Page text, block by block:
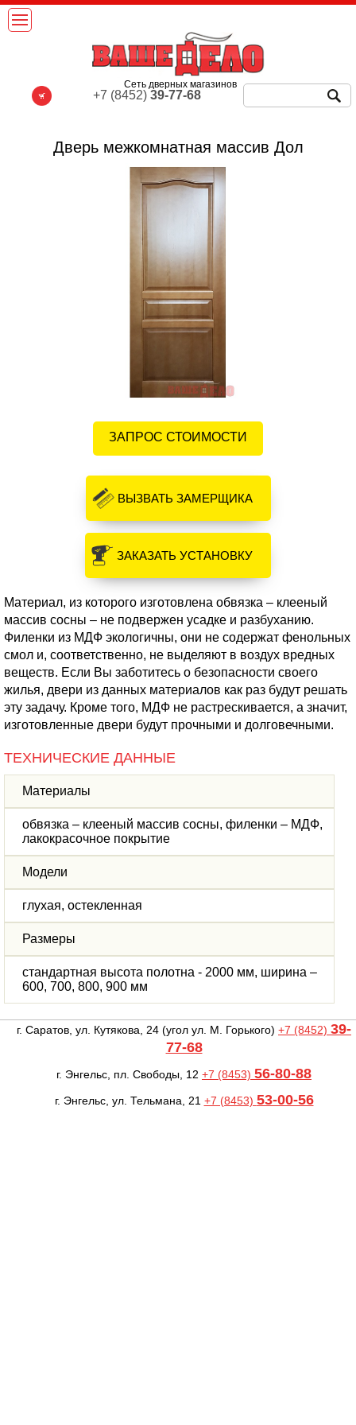
Дверь межкомнатная массив Дол
ЗАПРОС СТОИМОСТИ
ВЫЗВАТЬ ЗАМЕРЩИКА
ЗАКАЗАТЬ УСТАНОВКУ
Материал, из которого изготовлена обвязка – клееный
массив сосны – не подвержен усадке и разбуханию.
Филенки из МДФ экологичны, они не содержат фенольных
смол и, соответственно, не выделяют в воздух вредных
веществ. Если Вы заботитесь о безопасности своего
жилья, двери из данных материалов как раз будут решать
эту задачу. Кроме того, МДФ не растрескивается, а значит,
изготовленные двери будут прочными и долговечными.
ТЕХНИЧЕСКИЕ ДАННЫЕ
Материалы
обвязка – клееный массив сосны, филенки – МДФ,
лакокрасочное покрытие
Модели
глухая, остекленная
Размеры
стандартная высота полотна - 2000 мм, ширина –
600, 700, 800, 900 мм
Сеть дверных магазинов
+7 (8452)39-77-68
г. Саратов, ул. Кутякова, 24 (угол ул. М. Горького) +7 (8452) 39-
77-68
г. Энгельс, пл. Свободы, 12 +7 (8453) 56-80-88
г. Энгельс, ул. Тельмана, 21 +7 (8453) 53-00-56